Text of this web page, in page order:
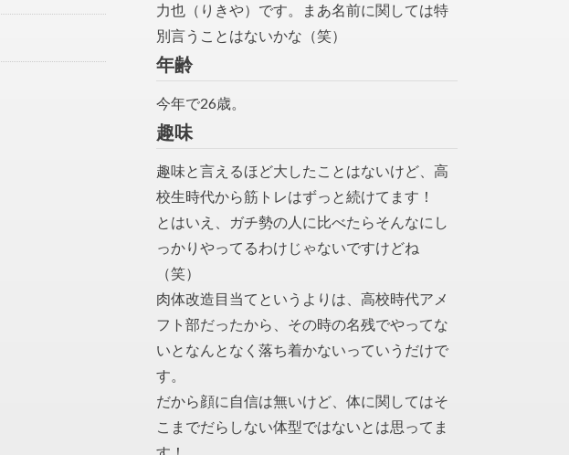
力也（りきや）です。まあ名前に関しては特
別言うことはないかな（笑）
年齢
今年で26歳。
趣味
趣味と言えるほど大したことはないけど、高
校生時代から筋トレはずっと続けてます！
とはいえ、ガチ勢の人に比べたらそんなにし
っかりやってるわけじゃないですけどね
（笑）
肉体改造目当てというよりは、高校時代アメ
フト部だったから、その時の名残でやってな
いとなんとなく落ち着かないっていうだけで
す。
だから顔に自信は無いけど、体に関してはそ
こまでだらしない体型ではないとは思ってま